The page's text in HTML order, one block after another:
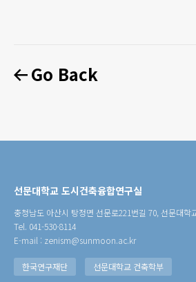
Go Back
선문대학교 도시건축융합연구실
충청남도 아산시 탕정면 선문로221번길 70, 선문대학
Tel. 041-530-8114
E-mail : zenism@sunmoon.ac.kr
한국연구재단 선문대학교 건축학부